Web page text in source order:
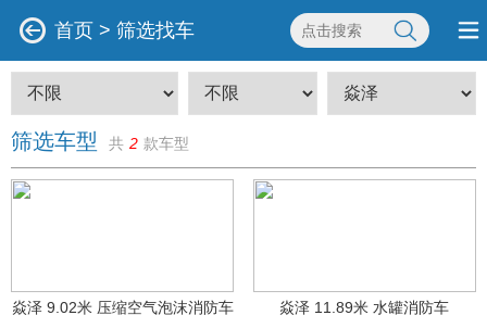
首页 > 筛选找车
筛选车型 共 2 款车型
焱泽 9.02米 压缩空气泡沫消防车
焱泽 11.89米 水罐消防车